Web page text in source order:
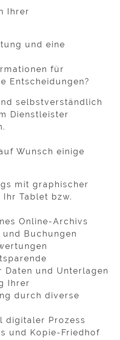
Ihrer
und eine
für
Entscheidungen?
selbstverständlich
Dienstleister
Wunsch einige
mit graphischer
Tablet bzw.
Online-Archivs
Buchungen
Daten und Unterlagen
Ihrer
durch diverse
digitaler Prozess
und Kopie-Friedhof